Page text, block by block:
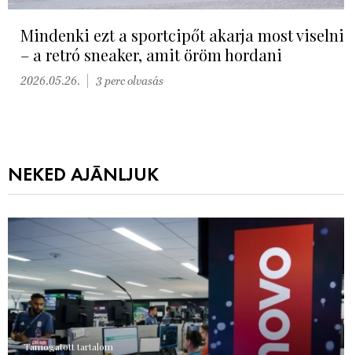
Mindenki ezt a sportcipőt akarja most viselni
– a retró sneaker, amit öröm hordani
2026.05.26. 3 perc olvasás
NEKED AJÁNLJUK
Támogatott tartalom